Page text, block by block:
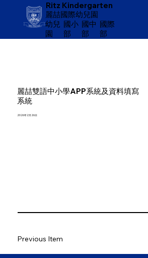
Ritz Kindergarten
麗喆國際幼兒園
幼兒
園
​國小
部
國中
部
國際
部
麗喆雙語中小學APP系統及資料填寫
系統
2026年2月26日
Previous Item